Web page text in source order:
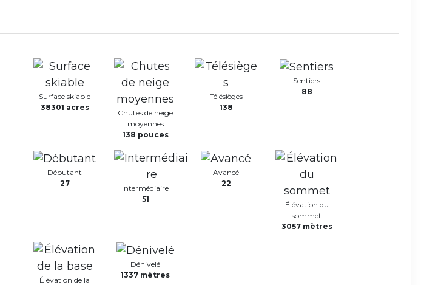
Surface skiable
38301 acres
Chutes de neige
moyennes
138 pouces
Télésièges
138
Sentiers
88
Débutant
27
Intermédiaire
51
Avancé
22
Élévation du
sommet
3057 mètres
Élévation de la
Dénivelé
1337 mètres